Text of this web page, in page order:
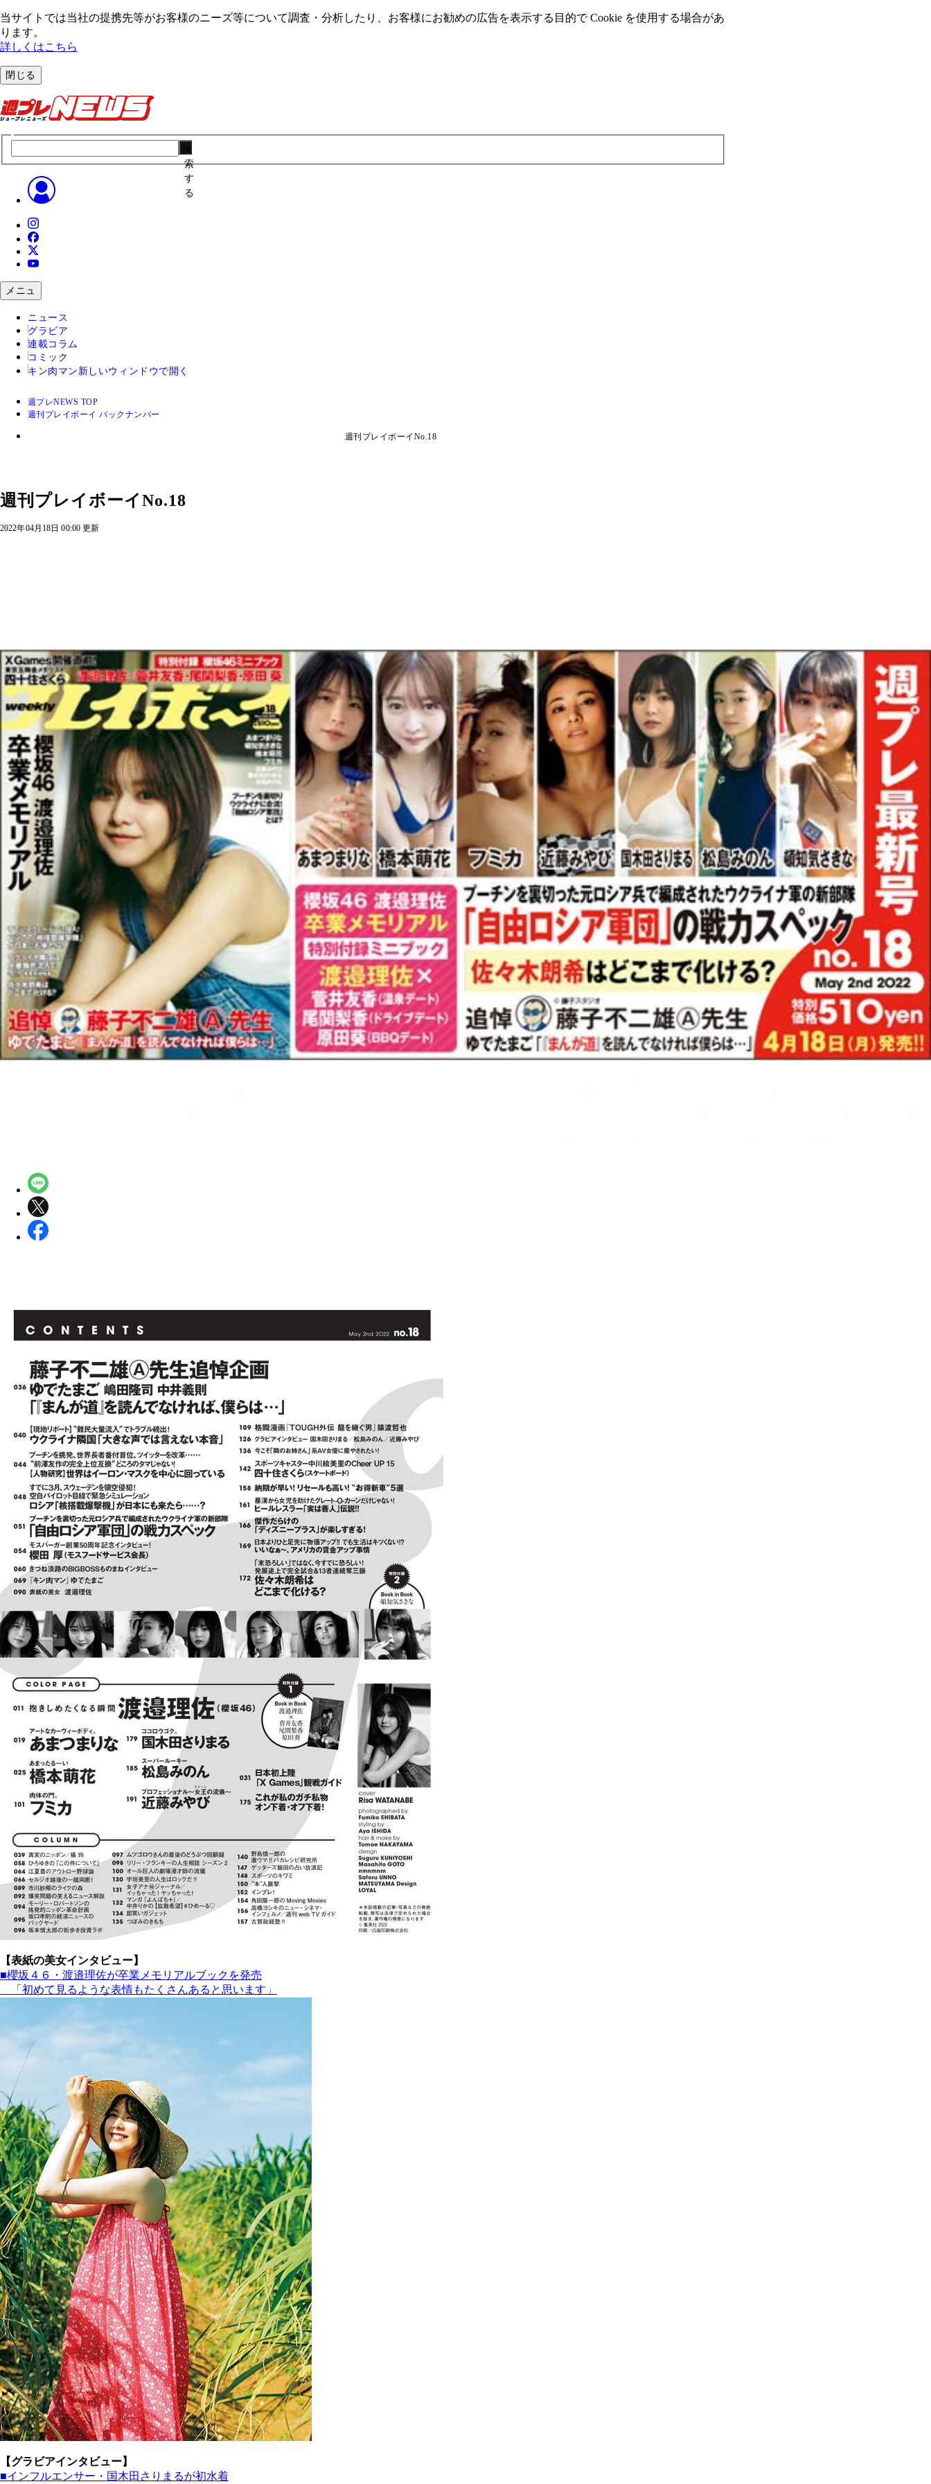
当サイトでは当社の提携先等がお客様のニーズ等について調査・分析したり、お客様にお勧めの広告を表⽰する⽬的で Cookie を使⽤する場合があ
ります。
詳しくはこちら
閉じる
索
す
る
メニュ
ニュース
グラビア
連載コラム
コミック
キン肉マン 新しいウィンドウで開く
週プレNEWS TOP
週刊プレイボーイ バックナンバー
週刊プレイボーイNo.18
週刊プレイボーイNo.18
2022年04月18日 00:00 更新
【表紙の美女インタビュー】
■櫻坂４６・渡邉理佐が卒業メモリアルブックを発売
「初めて見るような表情もたくさんあると思います」
【グラビアインタビュー】
■インフルエンサー・国木田さりまるが初水着